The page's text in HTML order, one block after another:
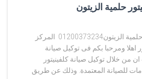
حلمية الزيتون
توكيل صيانة كلفينيتور حلمية الزيتون01200373234 المركز
اهلا ومرحبا بكم فى توكيل صيانة
ان من خلال توكيل صيانة كلفينيتور
للصيانة المعتمدة. وذلك عن طريق